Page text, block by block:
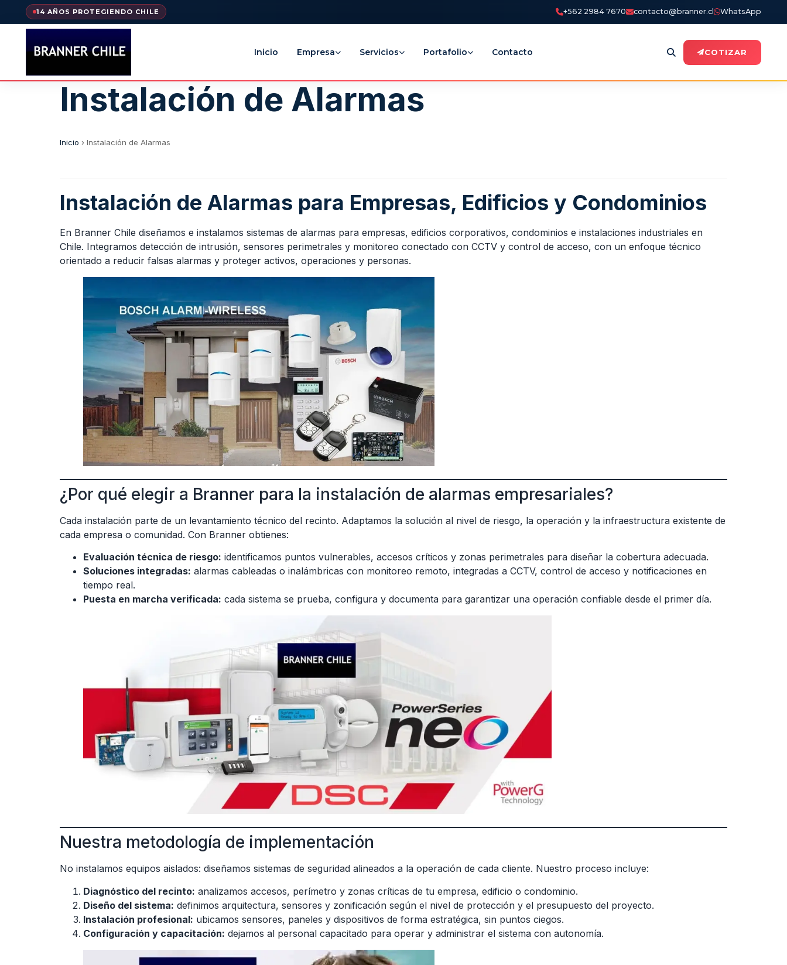
14 AÑOS PROTEGIENDO CHILE +562 2984 7670 contacto@branner.cl WhatsApp
Inicio Empresa Servicios Portafolio Contacto COTIZAR
Instalación de Alarmas
Inicio › Instalación de Alarmas
Instalación de Alarmas para Empresas, Edificios y Condominios
En Branner Chile diseñamos e instalamos sistemas de alarmas para empresas, edificios corporativos, condominios e instalaciones industriales en
Chile. Integramos detección de intrusión, sensores perimetrales y monitoreo conectado con CCTV y control de acceso, con un enfoque técnico
orientado a reducir falsas alarmas y proteger activos, operaciones y personas.
¿Por qué elegir a Branner para la instalación de alarmas empresariales?
Cada instalación parte de un levantamiento técnico del recinto. Adaptamos la solución al nivel de riesgo, la operación y la infraestructura existente de
cada empresa o comunidad. Con Branner obtienes:
Evaluación técnica de riesgo: identificamos puntos vulnerables, accesos críticos y zonas perimetrales para diseñar la cobertura adecuada.
Soluciones integradas: alarmas cableadas o inalámbricas con monitoreo remoto, integradas a CCTV, control de acceso y notificaciones en
tiempo real.
Puesta en marcha verificada: cada sistema se prueba, configura y documenta para garantizar una operación confiable desde el primer día.
Nuestra metodología de implementación
No instalamos equipos aislados: diseñamos sistemas de seguridad alineados a la operación de cada cliente. Nuestro proceso incluye:
Diagnóstico del recinto: analizamos accesos, perímetro y zonas críticas de tu empresa, edificio o condominio.
Diseño del sistema: definimos arquitectura, sensores y zonificación según el nivel de protección y el presupuesto del proyecto.
Instalación profesional: ubicamos sensores, paneles y dispositivos de forma estratégica, sin puntos ciegos.
Configuración y capacitación: dejamos al personal capacitado para operar y administrar el sistema con autonomía.